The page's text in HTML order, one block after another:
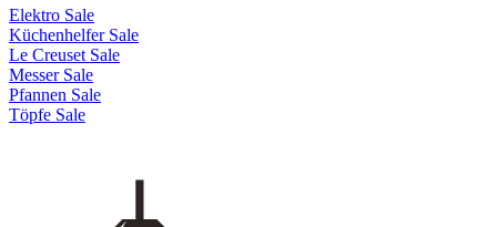
Elektro Sale
Küchenhelfer Sale
Le Creuset Sale
Messer Sale
Pfannen Sale
Töpfe Sale